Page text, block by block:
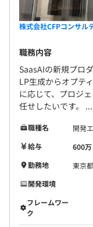
株式会社CFPコンサル
職務内容
SaasAIの新規プロ
LP生成からオプテ
に応じて、プロジ
任せしたいです。 ...
職種名
開発
給与
600
勤務地
東京
開発環境
フレームワー
ク